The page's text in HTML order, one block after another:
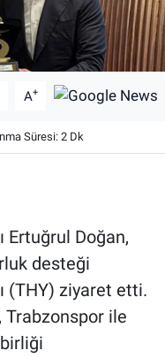
A+
Süresi: 2 Dk
Ertuğrul Doğan,
desteği
(THY) ziyaret etti.
ile